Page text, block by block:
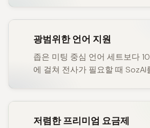
광범위한 언어 지원
좁은 미팅 중심 언어 세트보다
에 걸쳐 전사가 필요할 때 SozAI
저렴한 프리미엄 요금제